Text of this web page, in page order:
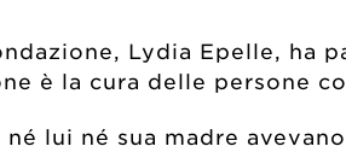
Lydia Epelle, ha
è la cura delle persone
lui né sua madre